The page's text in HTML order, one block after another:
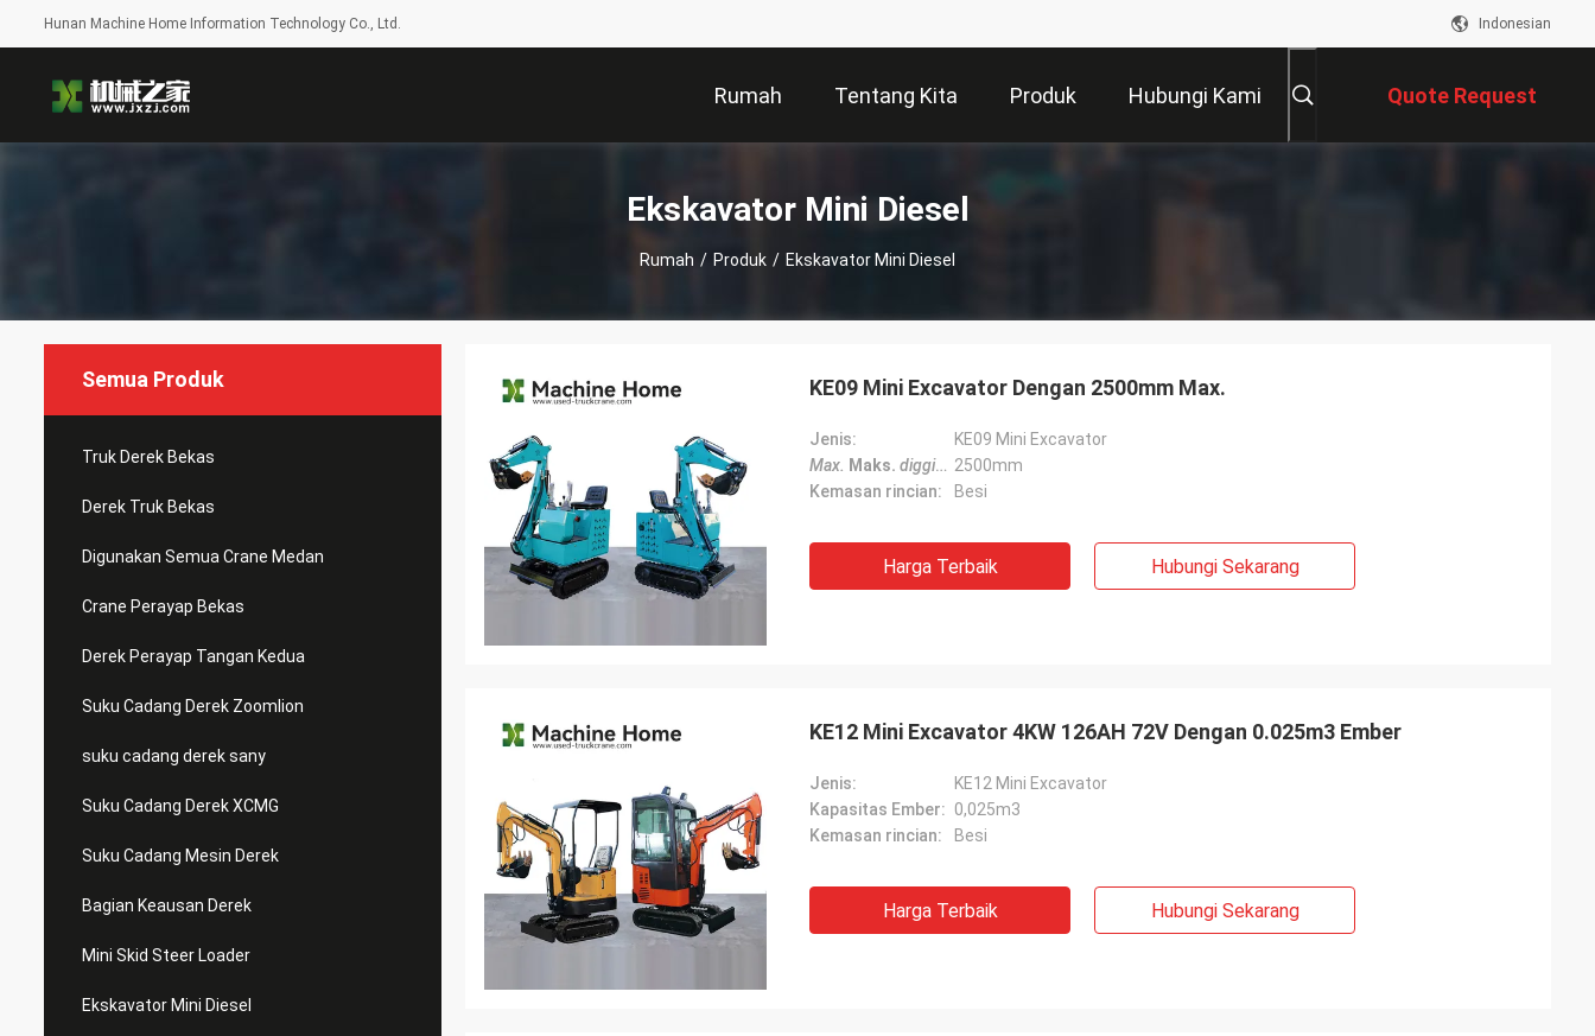
Hunan Machine Home Information Technology Co., Ltd. Indonesian
Rumah Tentang Kita Produk Hubungi Kami Quote Request
Ekskavator Mini Diesel
Rumah / Produk / Ekskavator Mini Diesel
Semua Produk
Truk Derek Bekas
Derek Truk Bekas
Digunakan Semua Crane Medan
Crane Perayap Bekas
Derek Perayap Tangan Kedua
Suku Cadang Derek Zoomlion
suku cadang derek sany
Suku Cadang Derek XCMG
Suku Cadang Mesin Derek
Bagian Keausan Derek
Mini Skid Steer Loader
Ekskavator Mini Diesel
KE09 Mini Excavator Dengan 2500mm Max.
Jenis:
KE09 Mini Excavator
Max. Maks. digging height ketinggian penggalian
2500mm
Kemasan rincian:
Besi
Harga Terbaik Hubungi Sekarang
KE12 Mini Excavator 4KW 126AH 72V Dengan 0.025m3 Ember
Jenis:
KE12 Mini Excavator
Kapasitas Ember: 0,025m3
Kemasan rincian:
Besi
Harga Terbaik Hubungi Sekarang